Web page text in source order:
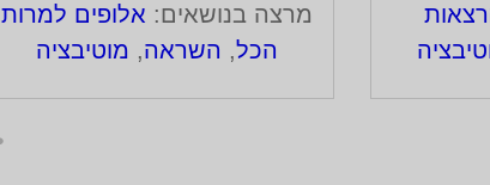
מרצה בנושאים: אלופים למרות
הכל, השראה, מוטיבציה